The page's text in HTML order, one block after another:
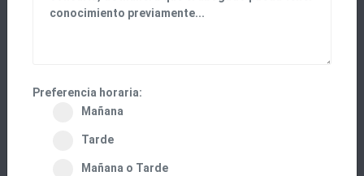
CONTACTO
info@unaes.es
Preferencia horaria:
Mañana
Tarde
Mañana o Tarde